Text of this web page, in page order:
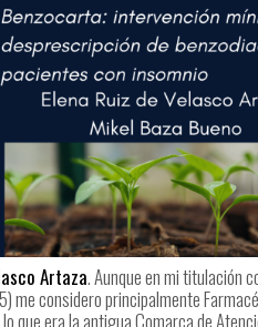
Artaza. Aunque en mi titulación
me considero principalmente
que era la antigua Comarca de